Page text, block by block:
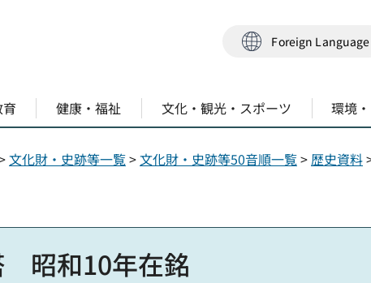
Foreign Language
健康・福祉 文化・観光・スポーツ 環境
文化財・史跡等一覧>文化財・史跡等50音順一覧> 歴史資料
昭和10年在銘